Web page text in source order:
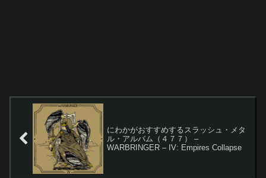
にわかがおすすめするスラッシュ・メタ
ル・アルバム（４７７） –
WARBRINGER – IV: Empires Collapse